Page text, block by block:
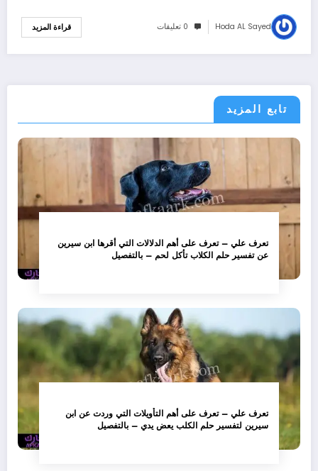
Hoda AL Sayed 0 تعليقات قراءة المزيد
تابع المزيد
تعرف علي – تعرف على أهم الدلالات التي أقرها ابن سيرين
عن تفسير حلم الكلاب تأكل لحم – بالتفصيل
تعرف علي – تعرف على أهم التأويلات التي وردت عن ابن
سيرين لتفسير حلم الكلب يعض يدي – بالتفصيل